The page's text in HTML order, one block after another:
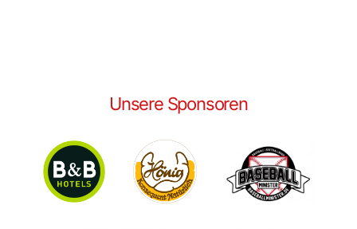
Unsere Sponsoren